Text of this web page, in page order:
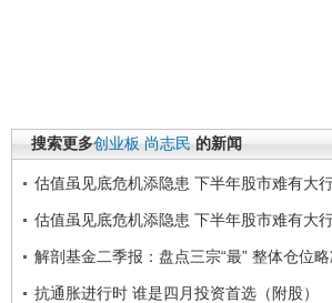
搜索更多创业板 尚志民 的新闻
估值虽见底危机添隐患 下半年股市难有大
估值虽见底危机添隐患 下半年股市难有大
解剖基金二季报：盘点三宗“最” 整体仓位
抗通胀进行时 谁是四月投资首选（附股）